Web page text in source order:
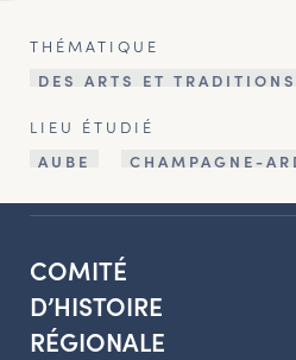
THÉMATIQUE
DES ARTS ET
LIEU ÉTUDIÉ
AUBE
CHAMPAGNE-
COMITÉ
D’HISTOIRE
RÉGIONALE